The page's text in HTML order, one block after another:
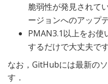
脆弱性が発見されて
ージョンへのアップ
PMAN3.1以上をお使
するだけで大丈夫で
なお，GitHubには最新の
す．